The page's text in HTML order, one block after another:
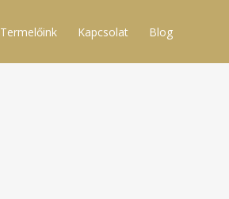
Termelőink Kapcsolat Blog